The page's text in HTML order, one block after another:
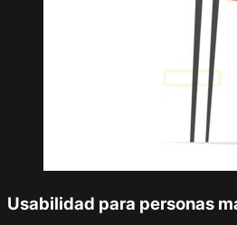
Usabilidad para personas